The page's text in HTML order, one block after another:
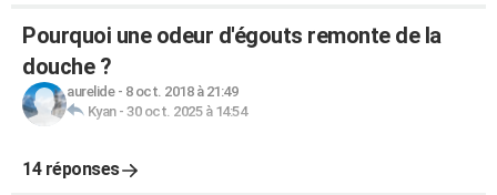
Pourquoi une odeur d'égouts remonte de la
douche ?
aurelide- 8 oct. 2018 à 21:49
Kyan- 30 oct. 2025 à 14:54
14 réponses